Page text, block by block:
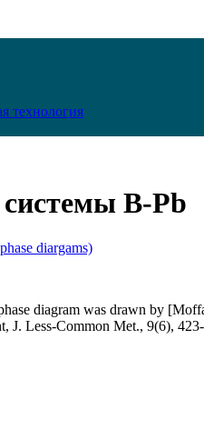
технология
B-Pb
diargams)
diagram was drawn by
J. Less-Common Met., 9(6),